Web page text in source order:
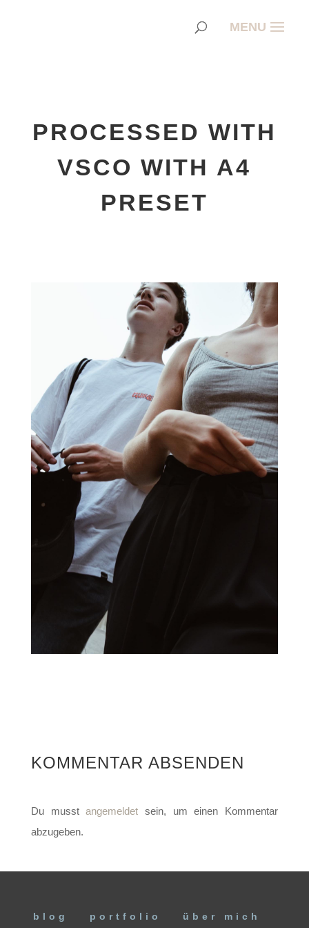
PROCESSED WITH
VSCO WITH A4
PRESET
KOMMENTAR ABSENDEN
Du musstangemeldet sein, um einen Kommentar
abzugeben.
blog portfolio über mich